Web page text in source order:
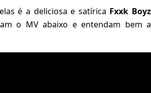
é a deliciosa e satírica Fxxk Boyz
o MV abaixo e entendam bem a